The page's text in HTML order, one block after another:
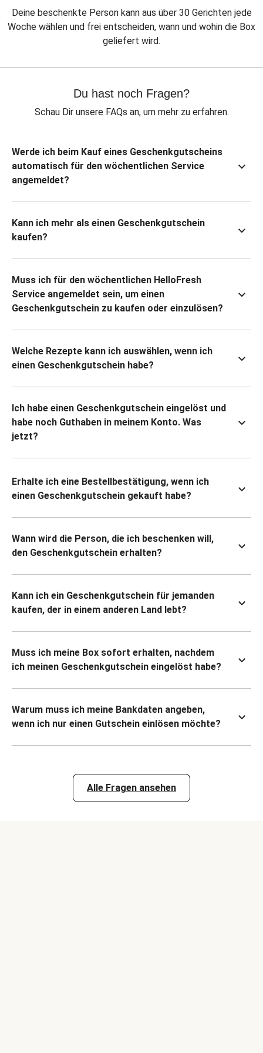
Deine beschenkte Person kann aus über 30 Gerichten jede
Woche wählen und frei entscheiden, wann und wohin die Box
geliefert wird.
Du hast noch Fragen?
Schau Dir unsere FAQs an, um mehr zu erfahren.
Werde ich beim Kauf eines Geschenkgutscheins
automatisch für den wöchentlichen Service
angemeldet?
Kann ich mehr als einen Geschenkgutschein
kaufen?
Muss ich für den wöchentlichen HelloFresh
Service angemeldet sein, um einen
Geschenkgutschein zu kaufen oder einzulösen?
Welche Rezepte kann ich auswählen, wenn ich
einen Geschenkgutschein habe?
Ich habe einen Geschenkgutschein eingelöst und
habe noch Guthaben in meinem Konto. Was
jetzt?
Erhalte ich eine Bestellbestätigung, wenn ich
einen Geschenkgutschein gekauft habe?
Wann wird die Person, die ich beschenken will,
den Geschenkgutschein erhalten?
Kann ich ein Geschenkgutschein für jemanden
kaufen, der in einem anderen Land lebt?
Muss ich meine Box sofort erhalten, nachdem
ich meinen Geschenkgutschein eingelöst habe?
Warum muss ich meine Bankdaten angeben,
wenn ich nur einen Gutschein einlösen möchte?
Alle Fragen ansehen